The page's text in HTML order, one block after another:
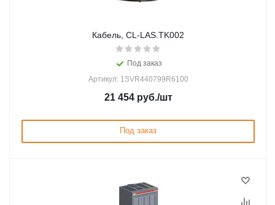
Кабель, CL-LAS.TK002
Под заказ
Артикул: 1SVR440799R6100
21 454руб./шт
Под заказ